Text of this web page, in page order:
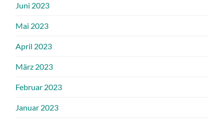
Juni 2023
Mai 2023
April 2023
März 2023
Februar 2023
Januar 2023